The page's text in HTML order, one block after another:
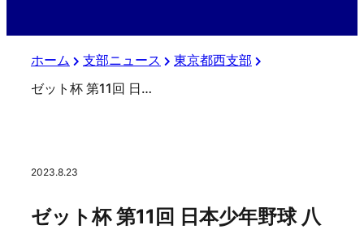
ホーム 支部ニュース
東京都西支部
ゼット杯 第11回 日本少年野球 八王子市長旗争奪大会 【2日目を終了】
2023.8.23
ゼット杯 第11回 日本少年野球 八